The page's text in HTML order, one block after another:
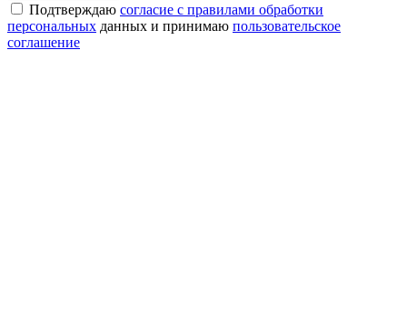
Подтверждаю согласие с правилами обработки
персональных данных и принимаю пользовательское
соглашение